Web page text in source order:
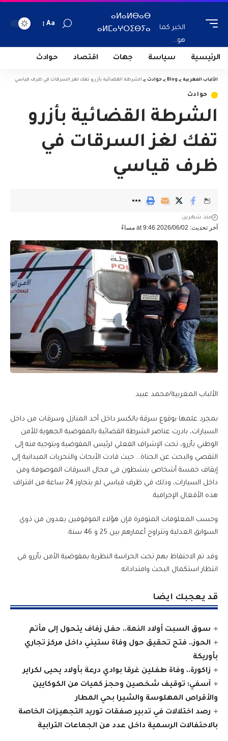
الخبر كما
هو...
ⴰⵍⴰⵍⴱⴰⴱ
ⴰⵍⵎⴰⵖⵔⵉⴱⵢⴰ
Aa
الرئيسية سياسة جهات اقتصاد حوادث
الألباب المغربية >
Blog
> حوادث > الشرطة القضائية بأزرو تفك لغز السرقات في ظرف قياسي
حوادث
الشرطة القضائية بأزرو
تفك لغز السرقات في
ظرف قياسي
آخر تحديث: 2026/06/02 at 9:46 مساءً
منذ شهرين
الألباب المغربية/محمد عبيد
بمجرد علمها بوقوع سرقة بالكسر داخل أحد المنازل وسرقات من داخل
السيارات، بادرت عناصر الشرطة القضائية بالمفوضية الجهوية للأمن
الوطني بأزرو، تحت الإشراف الفعلي لرئيس المفوضية وبتوجيه منه إلى
التقصي والبحث عن الجناة… حيث قادت الأبحاث والتحريات الميدانية إلى
إيقاف خمسة أشخاص ينشطون في مجال السرقات الموصوفة ومن
داخل السيارات، وذلك في ظرف قياسي لم يتجاوز 24 ساعة من اقتراف
هذه الأفعال الإجرامية.
وحسب المعلومات المتوفرة فإن هؤلاء الموقوفين يعدون من ذوي
السوابق العدلية وتتراوح أعمارهم بين 25 و 46 سنة.
وقد تم الاحتفاظ بهم تحت الحراسة النظرية بمفوضية الأمن بأزرو في
انتظار استكمال البحث وامتداداته.
قد يعجبك ايضا
سوق السبت أولاد النمة.. حفل زفاف يتحول إلى مأتم
الحوز.. فتح تحقيق حول وفاة ستيني داخل مركز تجاري
بأوريكة
زاكورة.. وفاة طفلين غرقا بوادي درعة بأولاد يحيى لكراير
آسفي: توقيف شخصين وحجز كميات من الكوكايين
والأقراص المهلوسة والشيرا بحي المطار
رصد اختلالات في تدبير صفقات توريد التجهيزات الخاصة
بالاحتفالات الرسمية داخل عدد من الجماعات الترابية